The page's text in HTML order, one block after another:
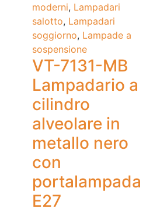
moderni, Lampadari
salotto, Lampadari
soggiorno, Lampade a
sospensione
VT-7131-MB
Lampadario a
cilindro
alveolare in
metallo nero
con
portalampada
E27